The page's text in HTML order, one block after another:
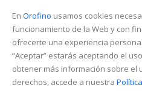
En Orofino usamos cookies
funcionamiento de la Web y con
ofrecerte una experiencia
“Aceptar” estarás aceptando el
obtener más información sobre el
derechos, accede a nuestra